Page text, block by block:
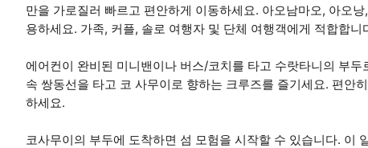
만을 가로질러 빠르고 편안하게 이동하세요. 아오남마오, 아오
용하세요. 가족, 커플, 솔로 여행자 및 단체 여행객에게 적합합니
에어컨이 완비된 미니밴이나 버스/코치를 타고 수랏타니의 부
속 쌍동선을 타고 코 사무이로 향하는 크루즈를 즐기세요. 편안
하세요.
코사무이의 부두에 도착하면 섬 모험을 시작할 수 있습니다. 이